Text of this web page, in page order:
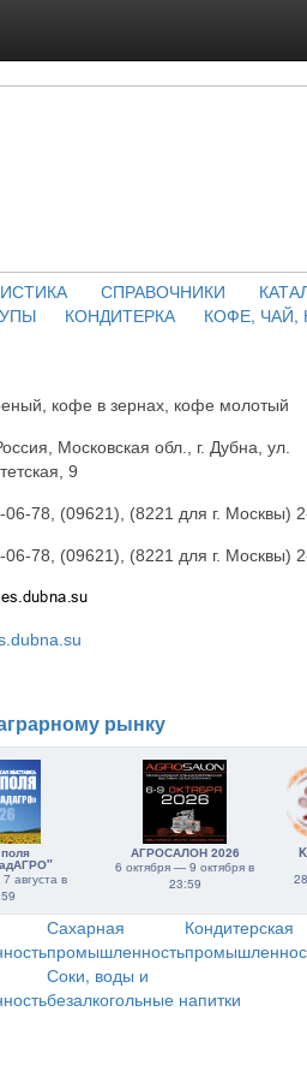
СПРАВОЧНИКИ
КОНДИТЕРКА КОФЕ, ЧАЙ,
кофе в зернах, кофе молотый
Московская обл., г. Дубна, ул.
9
06-78, (09621), (8221 для г. Москвы)
06-78, (09621), (8221 для г. Москвы)
рынку
августа в
АГРОСАЛОН 2026
6 октября — 9 октября в
23:59
Сахарная
промышленность
Кондитерская
Соки, воды и
безалкогольные напитки